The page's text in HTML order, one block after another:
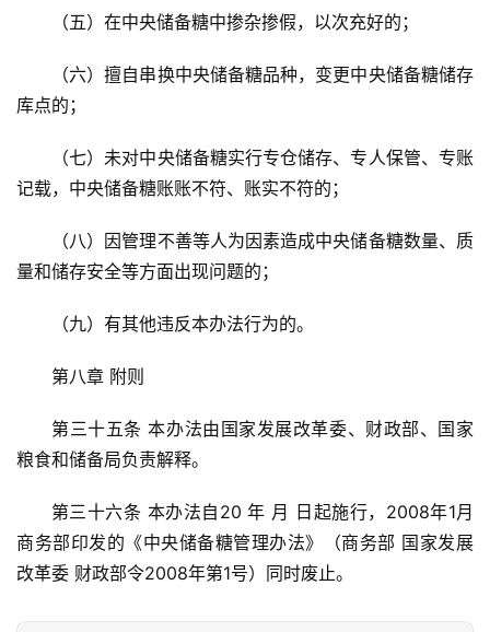
（五）在中央储备糖中掺杂掺假，以次充好的；
（六）擅自串换中央储备糖品种，变更中央储备糖储存
库点的；
（七）未对中央储备糖实行专仓储存、专人保管、专账
记载，中央储备糖账账不符、账实不符的；
（八）因管理不善等人为因素造成中央储备糖数量、质
量和储存安全等方面出现问题的；
（九）有其他违反本办法行为的。
第八章 附则
第三十五条 本办法由国家发展改革委、财政部、国家
粮食和储备局负责解释。
第三十六条 本办法自20 年 月 日起施行，2008年1月
商务部印发的《中央储备糖管理办法》（商务部 国家发展
改革委 财政部令2008年第1号）同时废止。